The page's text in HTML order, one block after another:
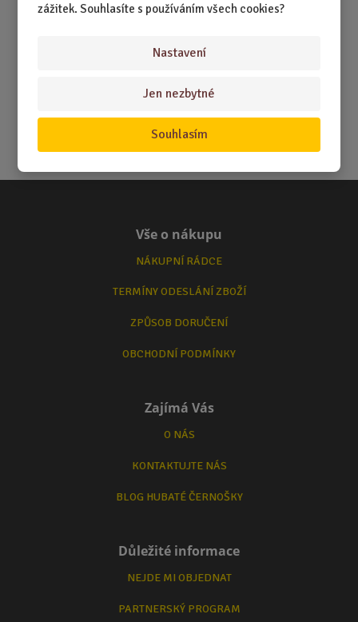
zážitek. Souhlasíte s používáním všech cookies?
Nastavení
Jen nezbytné
Souhlasím
Vše o nákupu
NÁKUPNÍ RÁDCE
TERMÍNY ODESLÁNÍ ZBOŽÍ
ZPŮSOB DORUČENÍ
OBCHODNÍ PODMÍNKY
Zajímá Vás
O NÁS
KONTAKTUJTE NÁS
BLOG HUBATÉ ČERNOŠKY
Důležité informace
NEJDE MI OBJEDNAT
PARTNERSKÝ PROGRAM